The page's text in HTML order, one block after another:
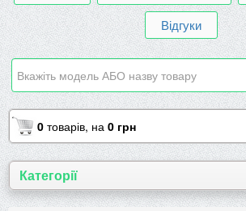
Відгуки
0 товарів, на 0 грн
Категорії